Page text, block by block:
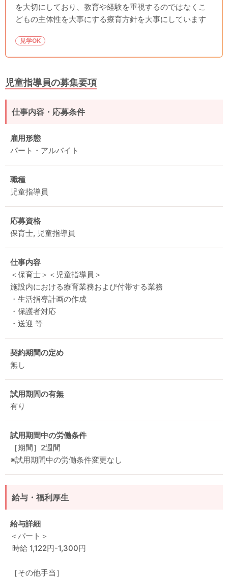
を大切にしており、教育や経験を重視するのではなくこ
どもの主体性を大事にする療育方針を大事にしています
見学OK
児童指導員の募集要項
仕事内容・応募条件
雇用形態
パート・アルバイト
職種
児童指導員
応募資格
保育士, 児童指導員
仕事内容
＜保育士＞＜児童指導員＞
施設内における療育業務および付帯する業務
・生活指導計画の作成
・保護者対応
・送迎 等
契約期間の定め
無し
試用期間の有無
有り
試用期間中の労働条件
［期間］2週間
※試用期間中の労働条件変更なし
給与・福利厚生
給与詳細
＜パート＞
時給 1,122円-1,300円
［その他手当］